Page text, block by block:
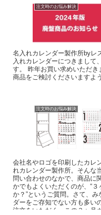
注文時のお悩み解決
名入れカレンダー製作所byレ
入れカレンダーにつきまして
す。 昨年お買い求めいただ
商品をご検討くださいますよ
注文時のお悩み解決
会社名やロゴを印刷したカレ
れカレンダー製作所。そんな
問い合わせのなかで、商品に
かでもよくいただくのが、“
か？”というご質問。さて、
ダーをご存知でない方も多
注文をいただく、この３ヶ月